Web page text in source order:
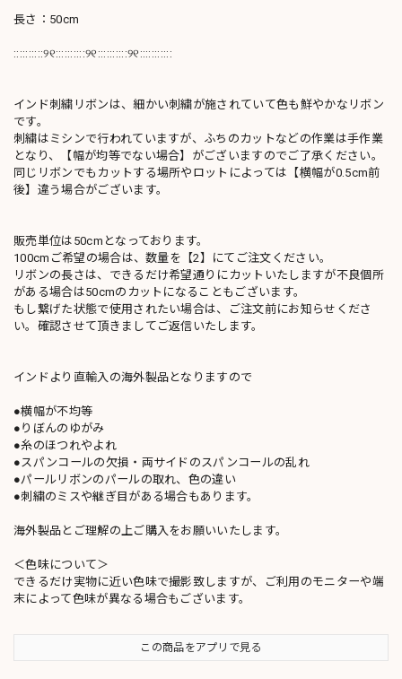
長さ：50cm
::::::::::୨୧::::::::::୨୧::::::::::୨୧:::::::::::
インド刺繍リボンは、細かい刺繍が施されていて色も鮮やかなリボン
です。
刺繍はミシンで行われていますが、ふちのカットなどの作業は手作業
となり、【幅が均等でない場合】がございますのでご了承ください。
同じリボンでもカットする場所やロットによっては【横幅が0.5cm前
後】違う場合がございます。
販売単位は50cmとなっております。
100cmご希望の場合は、数量を【2】にてご注文ください。
リボンの長さは、できるだけ希望通りにカットいたしますが不良個所
がある場合は50cmのカットになることもございます。
もし繋げた状態で使用されたい場合は、ご注文前にお知らせくださ
い。確認させて頂きましてご返信いたします。
インドより直輸入の海外製品となりますので
●横幅が不均等
●りぼんのゆがみ
●糸のほつれやよれ
●スパンコールの欠損・両サイドのスパンコールの乱れ
●パールリボンのパールの取れ、色の違い
●刺繍のミスや継ぎ目がある場合もあります。
海外製品とご理解の上ご購入をお願いいたします。
＜色味について＞
できるだけ実物に近い色味で撮影致しますが、ご利用のモニターや端
末によって色味が異なる場合もございます。
この商品をアプリで見る